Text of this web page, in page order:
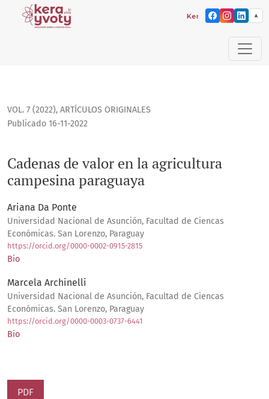
Kera yvoty: A
Cadenas de valor en la agricultura campesina paraguaya
VOL. 7 (2022), ARTÍCULOS ORIGINALES
Cadenas de valor en la agricultura
campesina paraguaya
Publicado 16-11-2022
Ariana Da Ponte
Universidad Nacional de Asunción, Facultad de Ciencas
Económicas. San Lorenzo, Paraguay
https://orcid.org/0000-0002-0915-2815
Bio
Marcela Archinelli
Universidad Nacional de Asunción, Facultad de Ciencas
Económicas. San Lorenzo, Paraguay
https://orcid.org/0000-0003-0737-6441
Bio
PDF